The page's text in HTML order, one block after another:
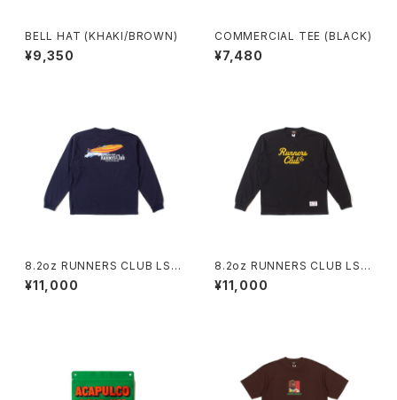
BELL HAT (KHAKI/BROWN)
¥9,350
COMMERCIAL TEE (BLACK)
¥7,480
8.2oz RUNNERS CLUB LS
TEE / RELAXED FIT (NAVY)
¥11,000
8.2oz RUNNERS CLUB LS
TEE / RELAXED FIT (BLAC
K)
¥11,000